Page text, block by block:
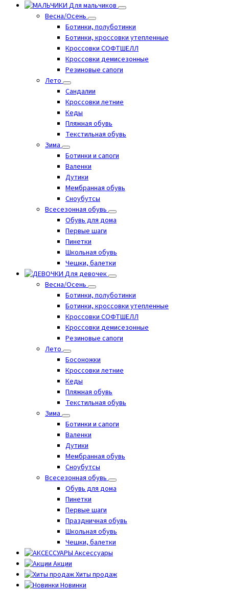
Для мальчиков
Весна/Осень
Ботинки, полуботинки
Ботинки, кроссовки утепленные
Кроссовки СОФТШЕЛЛ
Кроссовки демисезонные
Резиновые сапоги
Лето
Cандалии
Кроссовки летние
Кеды
Пляжная обувь
Текстильная обувь
Зима
Ботинки и сапоги
Валенки
Дутики
Мембранная обувь
Сноубутсы
Всесезонная обувь
Обувь для дома
Первые шаги
Пинетки
Школьная обувь
Чешки, балетки
Для девочек
Весна/Осень
Ботинки, полуботинки
Ботинки, кроссовки утепленные
Кроссовки СОФТШЕЛЛ
Кроссовки демисезонные
Резиновые сапоги
Лето
Босоножки
Кроссовки летние
Кеды
Пляжная обувь
Текстильная обувь
Зима
Ботинки и сапоги
Валенки
Дутики
Мембранная обувь
Сноубутсы
Всесезонная обувь
Обувь для дома
Пинетки
Первые шаги
Праздничная обувь
Школьная обувь
Чешки, балетки
Аксессуары
Акции
Хиты продаж
Новинки